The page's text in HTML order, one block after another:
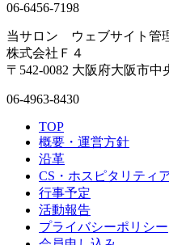
06-6456-7198
当サロン ウェブサイト管
株式会社Ｆ４
〒542-0082 大阪府大阪市
06-4963-8430
TOP
概要・運営方針
沿革
CS・ホスピタリティ
行事予定
活動報告
プライバシーポリシー